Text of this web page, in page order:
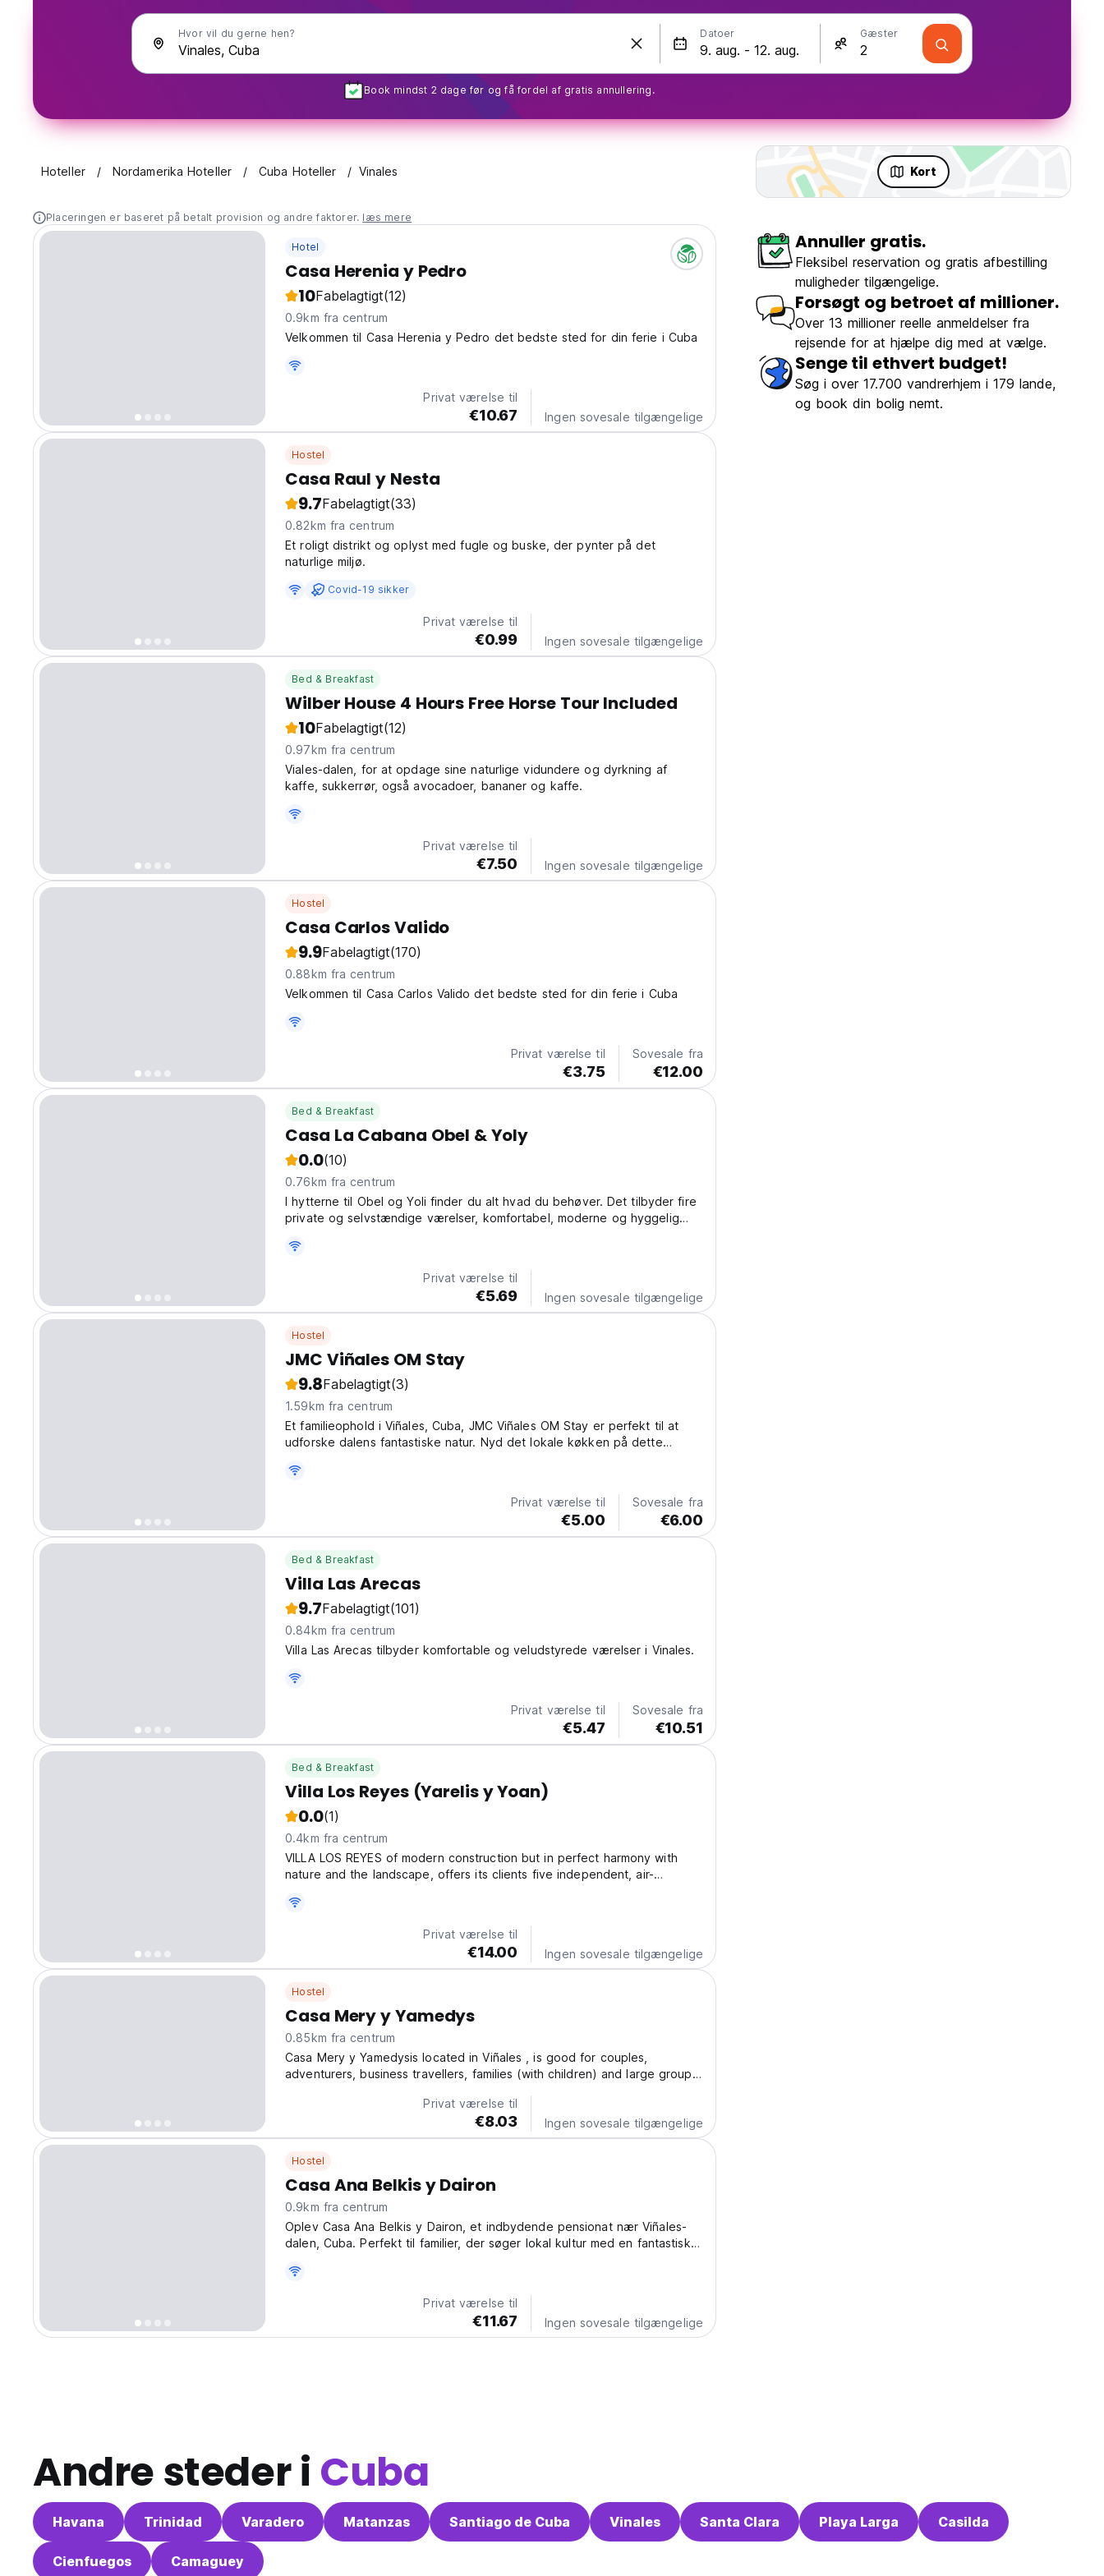
Hvor vil du gerne hen? Datoer Gæster
Book mindst 2 dage før og få fordel af gratis annullering.
Hoteller Nordamerika Hoteller Cuba Hoteller Vinales Kort
Placeringen er baseret på betalt provision og andre faktorer. læs mere
Hotel
Casa Herenia y Pedro
10Fabelagtigt(12)
0.9km fra centrum
Velkommen til Casa Herenia y Pedro det bedste sted for din ferie i Cuba
Privat værelse til
€10.67 Ingen sovesale tilgængelige
Hostel
Casa Raul y Nesta
9.7Fabelagtigt(33)
0.82km fra centrum
Et roligt distrikt og oplyst med fugle og buske, der pynter på det
naturlige miljø.
Covid-19 sikker
Privat værelse til
€0.99 Ingen sovesale tilgængelige
Bed & Breakfast
Wilber House 4 Hours Free Horse Tour Included
10Fabelagtigt(12)
0.97km fra centrum
Viales-dalen, for at opdage sine naturlige vidundere og dyrkning af
kaffe, sukkerrør, også avocadoer, bananer og kaffe.
Privat værelse til
€7.50 Ingen sovesale tilgængelige
Hostel
Casa Carlos Valido
9.9Fabelagtigt(170)
0.88km fra centrum
Velkommen til Casa Carlos Valido det bedste sted for din ferie i Cuba
Privat værelse til
€3.75
Sovesale fra
€12.00
Bed & Breakfast
Casa La Cabana Obel & Yoly
0.0(10)
0.76km fra centrum
I hytterne til Obel og Yoli finder du alt hvad du behøver. Det tilbyder fire
private og selvstændige værelser, komfortabel, moderne og hyggelig
komforten af ​​sine gæster. På denne side...
Privat værelse til
€5.69 Ingen sovesale tilgængelige
Hostel
JMC Viñales OM Stay
9.8Fabelagtigt(3)
1.59km fra centrum
Et familieophold i Viñales, Cuba, JMC Viñales OM Stay er perfekt til at
udforske dalens fantastiske natur. Nyd det lokale køkken på dette
Privat værelse til
€5.00
Sovesale fra
€6.00
Bed & Breakfast
Villa Las Arecas
9.7Fabelagtigt(101)
0.84km fra centrum
Villa Las Arecas tilbyder komfortable og veludstyrede værelser i Vinales.
Privat værelse til
€5.47
Sovesale fra
€10.51
Bed & Breakfast
Villa Los Reyes (Yarelis y Yoan)
0.0(1)
0.4km fra centrum
VILLA LOS REYES of modern construction but in perfect harmony with
nature and the landscape, offers its clients five independent, air-
gardens and other amenities . The five rooms that the...
Privat værelse til
€14.00 Ingen sovesale tilgængelige
Hostel
Casa Mery y Yamedys
0.85km fra centrum
Casa Mery y Yamedysis located in Viñales , is good for couples,
adventurers, business travellers, families (with children) and large groups.
in a very quiet and picturesque neighbourhood...
Privat værelse til
€8.03 Ingen sovesale tilgængelige
Hostel
Casa Ana Belkis y Dairon
0.9km fra centrum
Oplev Casa Ana Belkis y Dairon, et indbydende pensionat nær Viñales-
dalen, Cuba. Perfekt til familier, der søger lokal kultur med en fantastisk
Privat værelse til
€11.67 Ingen sovesale tilgængelige
Annuller gratis.
Fleksibel reservation og gratis afbestilling
muligheder tilgængelige.
Forsøgt og betroet af millioner.
Over 13 millioner reelle anmeldelser fra
rejsende for at hjælpe dig med at vælge.
Senge til ethvert budget!
Søg i over 17.700 vandrerhjem i 179 lande,
og book din bolig nemt.
Andre steder i Cuba
Havana Trinidad Varadero Matanzas Santiago de Cuba Vinales Santa Clara Playa Larga Casilda
Cienfuegos Camaguey